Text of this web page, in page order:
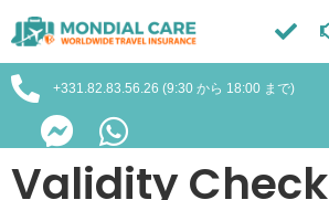
Trustpilot
+331.82.83.56.26 (9:30 から 18:00 まで)
Validity Check